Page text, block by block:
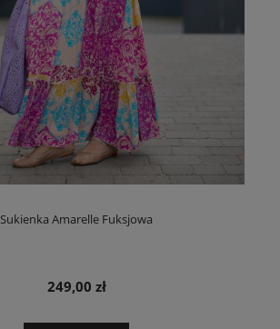
Sukienka Amarelle Fuksjowa
249,00 zł